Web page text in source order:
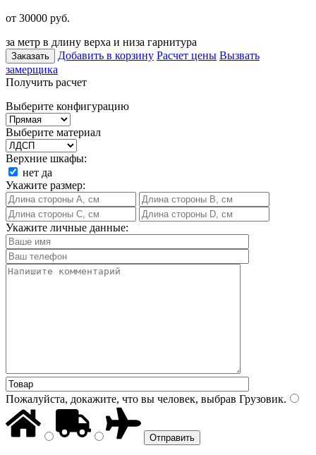
от 30000 руб.
за метр в длину верха и низа гарнитура
Заказать Добавить в корзину Расчет цены Вызвать
замерщика
Получить расчет
Выберите конфигурацию
Выберите материал
Верхние шкафы:
нет да
Укажите размер:
Укажите личные данные:
Пожалуйста, докажите, что вы человек, выбрав Грузовик.